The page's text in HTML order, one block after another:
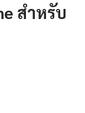
สำหรับ